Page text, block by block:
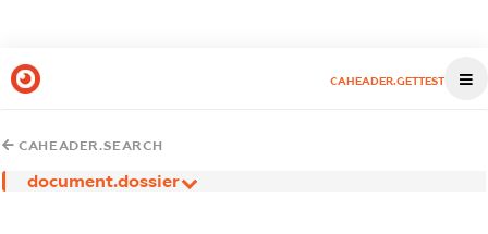
CAHEADER.GETTEST
CAHEADER.SEARCH
document.dossier